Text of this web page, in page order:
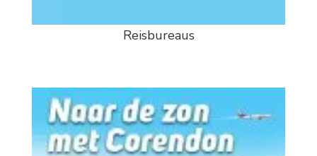
Reisbureaus